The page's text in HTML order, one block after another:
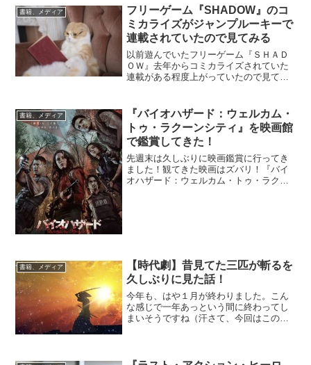
は、BOOK☆WALKERの魅力と、メリッ
トについて詳しくご...
書籍、メディア
フリーゲーム『SHADOW』のコ
ミカライズがジャンプルーキーで
連載されていたので見てみる
以前遊んでいたフリーゲーム『ＳＨＡＤ
ＯＷ』去年からコミカライズされていた
連載がある程度上がっていたので見てみ
う！SHADOWのコミカライズ作品はコチ
ラ記事をUPした時期...
書籍、メディア
『バイオハザード：ウェルカム・
トゥ・ラクーンシティ』を映画館
で鑑賞してきた！
先週末は久しぶりに映画鑑賞に行ってき
ました！観てきた映画はズバリ！『バイ
オハザード：ウェルカム・トゥ・ラクー
書籍、メディア
【時代劇】昔見てた三匹が斬るを
久しぶりに見た話！
今年も、はや１月が終わりました。こん
な感じで一年あっという間に終わってし
まいそうですね（汗さて、今回はこの週
と。。。別々の行動をしなが...